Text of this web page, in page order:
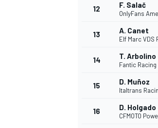
12 F. Salač
OnlyFans
13 A. Canet
Elf Marc VDS
14 T. Arbolino
Fantic Racing
15 D. Muñoz
Italtrans
16 D. Holgado
CFMOTO